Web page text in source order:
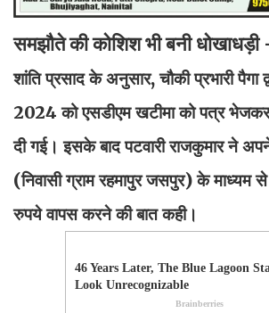
समझौते की कोशिश भी बनी धोखाधड़ी
शांति प्रसाद के अनुसार, चौकी प्रभारी पैगा
2024 को एसडीएम खटीमा को पत्र भेजकर
दी गई। इसके बाद पटवारी राजकुमार ने
(निवासी ग्राम रहमापुर जसपुर) के माध्यम
रुपये वापस करने की बात कही।